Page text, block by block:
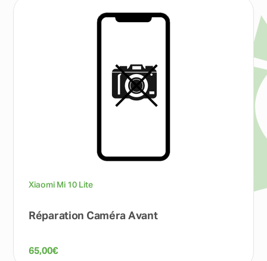
Xiaomi Mi 10 Lite
Réparation Caméra Avant
65,00€